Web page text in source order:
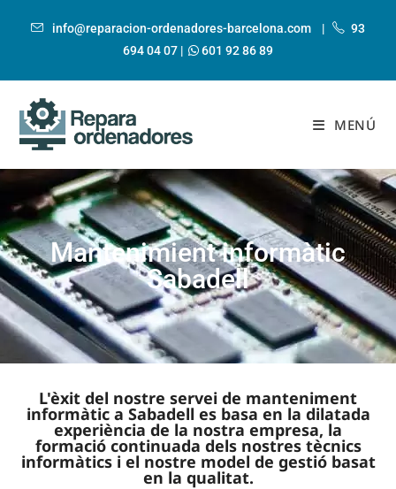
info@reparacion-ordenadores-barcelona.com |
93
694 04 07 | 601 92 86 89
MENÚ
Mantenimient informàtic
Sabadell
L'èxit del nostre servei de manteniment
informàtic a Sabadell es basa en la dilatada
experiència de la nostra empresa, la
formació continuada dels nostres tècnics
informàtics i el nostre model de gestió basat
en la qualitat.